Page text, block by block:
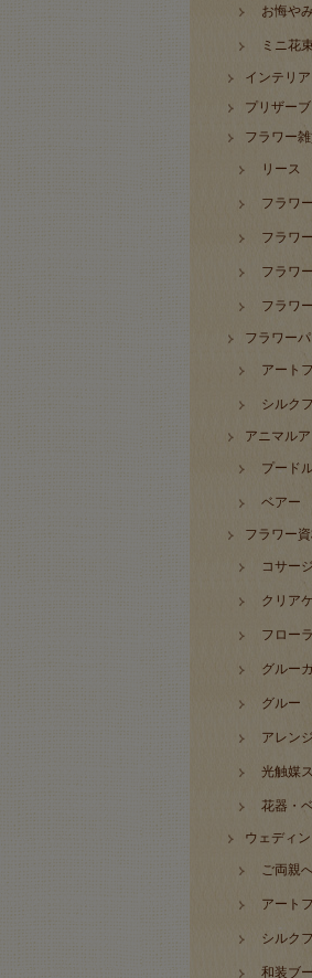
お悔や
ミニ花
インテリ
プリザー
フラワー
リース
フラワ
フラワ
フラワ
フラワ
フラワー
アート
シルク
アニマル
プード
ベアー
フラワー
コサー
クリア
フロー
グルー
グルー
アレン
光触媒
花器・
ウェディ
ご両親
アート
シルク
和装ブ